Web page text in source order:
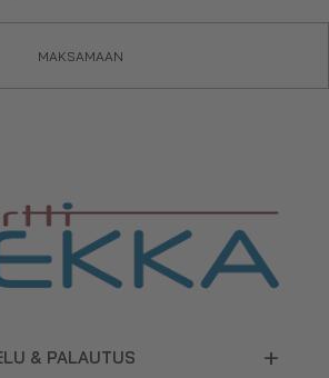
MAKSAMAAN
& PALAUTUS +